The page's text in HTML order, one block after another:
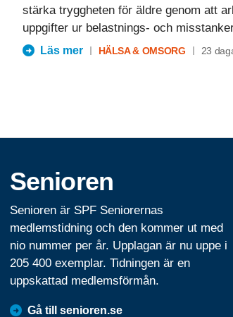
stärka tryggheten för äldre genom att
uppgifter ur belastnings- och
Läs mer HÄLSA & OMSORG 23
Senioren
Senioren är SPF Seniorernas
medlemstidning och den kommer ut med
nio nummer per år. Upplagan är nu uppe i
205 400 exemplar. Tidningen är en
uppskattad medlemsförmån.
Gå till senioren.se